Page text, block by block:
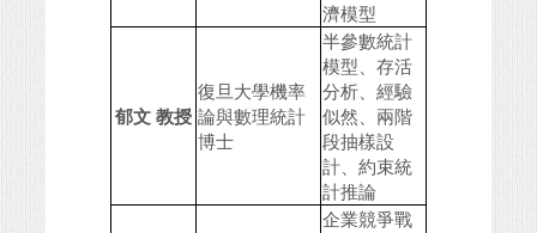
濟模型
郁文 教授
復旦大學機率
論與數理統計
博士
半參數統計
模型、存活
分析、經驗
似然、兩階
段抽樣設
計、約束統
計推論
企業競爭戰